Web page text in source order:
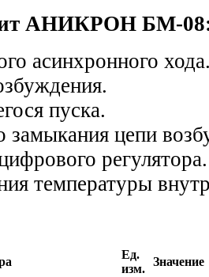
АНИКРОН БМ-
асинхронного
пуска.
замыкания цепи
регулятора.
температуры
Ед.
изм.
Значение